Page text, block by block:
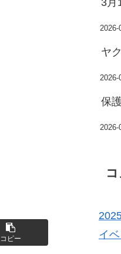
コピー
2026-
ヤ
2026-
保
2026-
イ